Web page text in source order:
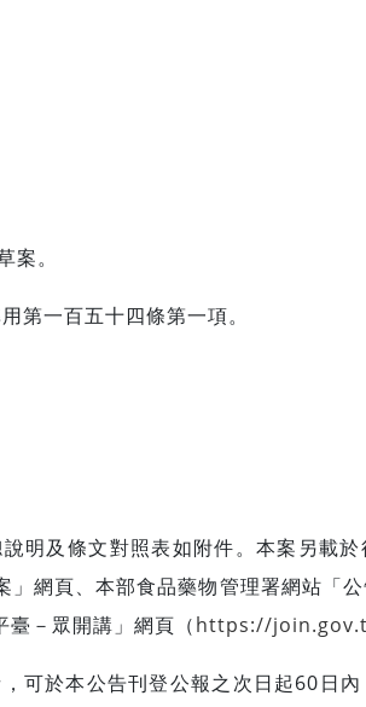
。
第一百五十四條第一項。
明及條文對照表如附件。本案另載
網頁、本部食品藥物管理署網站「公
－眾開講」網頁（https://
可於本公告刊登公報之次日起60日